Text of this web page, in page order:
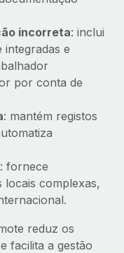
incorreta: inclui
e
por conta de
: mantém registos
: fornece
locais complexas,
reduz os
facilita a gestão